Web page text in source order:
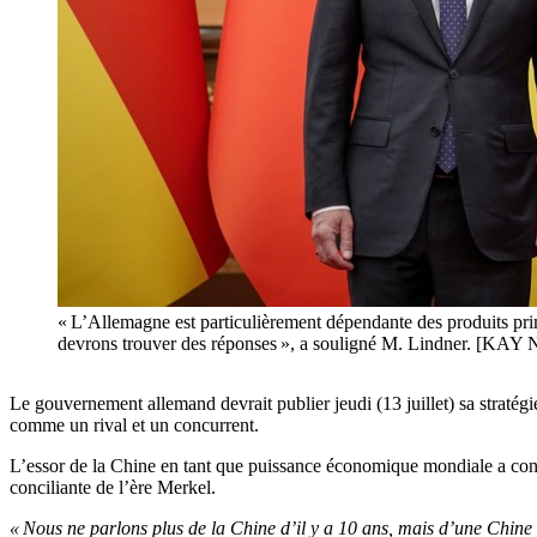
« L’Allemagne est particulièrement dépendante des produits
devrons trouver des réponses », a souligné M. Lindner.
Le gouvernement allemand devrait publier jeudi (13 juillet) sa
comme un rival et un concurrent.
L’essor de la Chine en tant que puissance économique mondiale a
conciliante de l’ère Merkel.
« Nous ne parlons plus de la Chine d’il y a 10 ans, mais d’une